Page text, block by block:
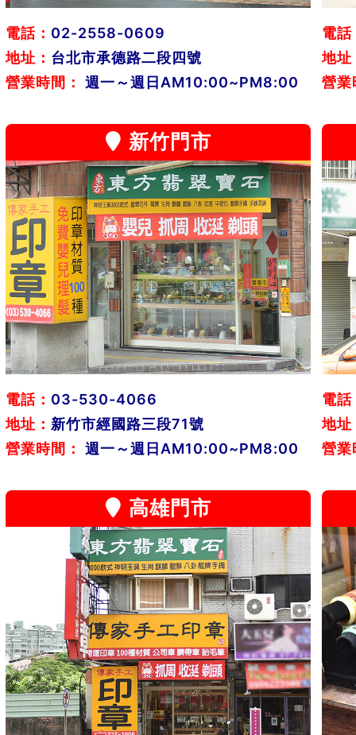
電話： 02-2558-0609
地址： 台北市承德路二段四號
營業時間：
週一～週日AM10:00~PM8:00
電話
地址
營業
新竹門市
電話： 03-530-4066
地址： 新竹市經國路三段71號
營業時間：
週一～週日AM10:00~PM8:00
電話
地址
營業
高雄門市